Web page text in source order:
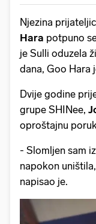
Njezina
Hara potpuno
je Sulli oduzela
dana, Goo Hara
Dvije godine
grupe SHINee,
oproštajnu
- Slomljen sam
napokon
napisao je.